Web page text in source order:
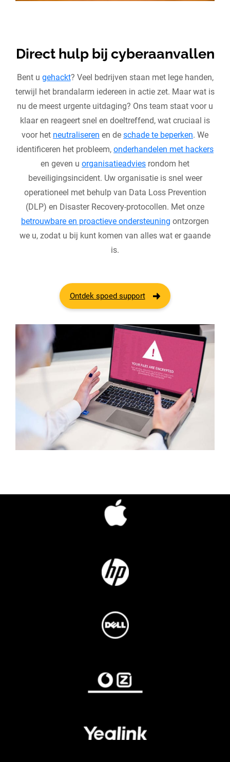
Direct hulp bij cyberaanvallen
Bent u gehackt? Veel bedrijven staan met lege handen,
terwijl het brandalarm iedereen in actie zet. Maar wat is
nu de meest urgente uitdaging? Ons team staat voor u
klaar en reageert snel en doeltreffend, wat cruciaal is
voor het neutraliseren en de schade te beperken. We
identificeren het probleem, onderhandelen met hackers
en geven u organisatieadvies rondom het
beveiligingsincident. Uw organisatie is snel weer
operationeel met behulp van Data Loss Prevention
(DLP) en Disaster Recovery-protocollen. Met onze
betrouwbare en proactieve ondersteuning ontzorgen
we u, zodat u bij kunt komen van alles wat er gaande
is.
Ontdek spoed support